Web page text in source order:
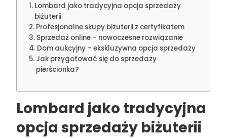
Lombard jako tradycyjna opcja sprzedaży
biżuterii
Profesjonalne skupy biżuterii z certyfikatem
Sprzedaż online – nowoczesne rozwiązanie
Dom aukcyjny – ekskluzywna opcja sprzedaży
Jak przygotować się do sprzedaży
pierścionka?
Lombard jako tradycyjna
opcja sprzedaży biżuterii